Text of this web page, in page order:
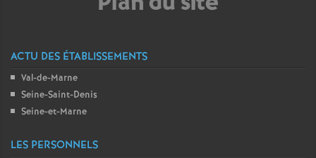
ACTU DES ÉTABLISSEMENTS
Val-de-Marne
Seine-Saint-Denis
Seine-et-Marne
LES PERSONNELS